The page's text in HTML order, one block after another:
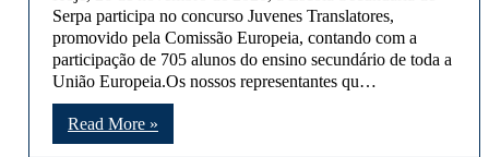
Serpa participa no concurso Juvenes Translatores,
promovido pela Comissão Europeia, contando com a
participação de 705 alunos do ensino secundário de toda a
União Europeia.Os nossos representantes qu…
Read More »